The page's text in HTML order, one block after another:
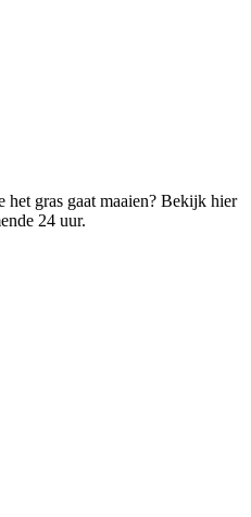
gras gaat maaien? Bekijk hier
24 uur.